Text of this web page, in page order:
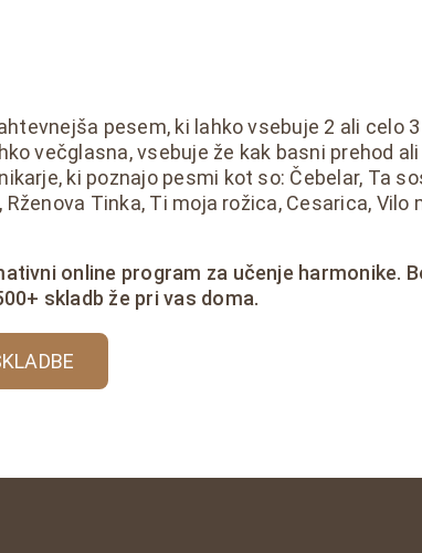
pesem, ki lahko vsebuje 2 ali celo
večglasna, vsebuje že kak basni prehod
ki poznajo pesmi kot so: Čebelar, Ta
Rženova Tinka, Ti moja rožica, Cesarica, Vilo
online program za učenje harmonike.
skladb že pri vas doma.